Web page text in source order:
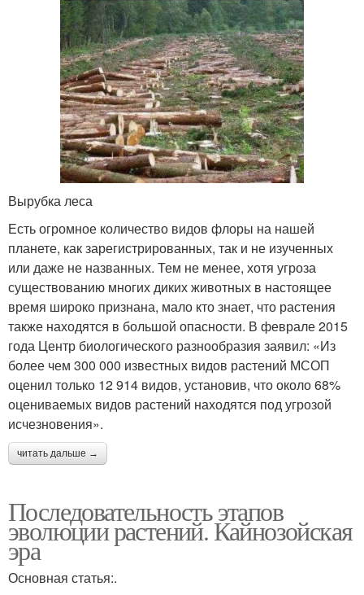
Вырубка леса
Есть огромное количество видов флоры на нашей
планете, как зарегистрированных, так и не изученных
или даже не названных. Тем не менее, хотя угроза
существованию многих диких животных в настоящее
время широко признана, мало кто знает, что растения
также находятся в большой опасности. В феврале 2015
года Центр биологического разнообразия заявил: «Из
более чем 300 000 известных видов растений МСОП
оценил только 12 914 видов, установив, что около 68%
оцениваемых видов растений находятся под угрозой
исчезновения».
читать дальше →
Последовательность этапов
эволюции растений. Кайнозойская
эра
Основная статья:.